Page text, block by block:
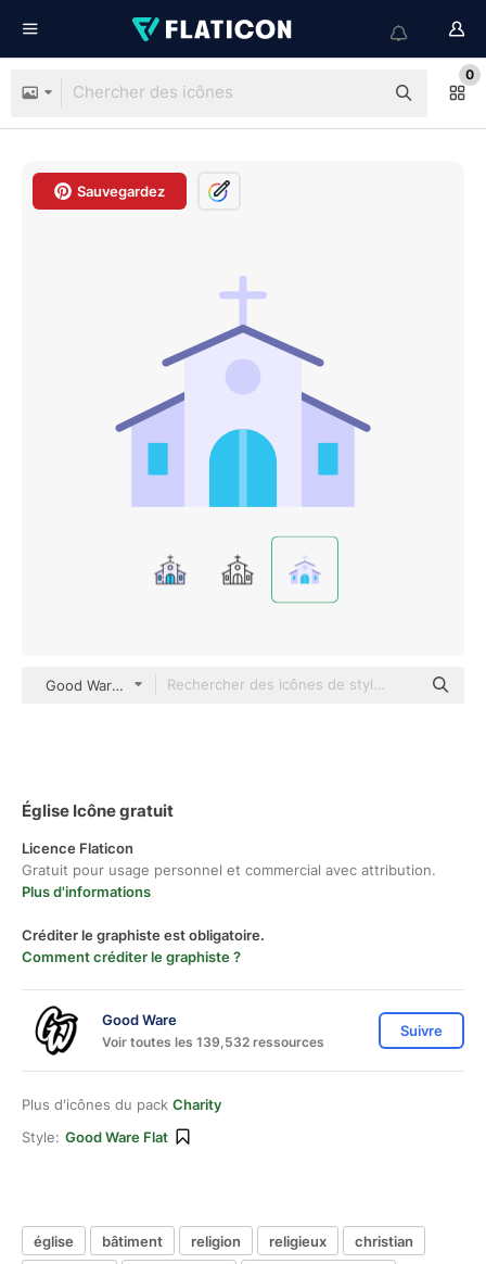
0
Sauvegardez
Good Ware Flat
Église Icône gratuit
Licence Flaticon
Gratuit pour usage personnel et commercial avec attribution.
Plus d'informations
Créditer le graphiste est obligatoire.
Comment créditer le graphiste ?
Good Ware
Voir toutes les 139,532 ressources
Suivre
Plus d'icônes du pack Charity
Style: Good Ware Flat
église bâtiment religion religieux
christian